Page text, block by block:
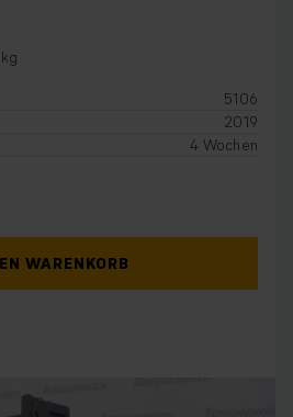
5106
2019
4 Wochen
WARENKORB